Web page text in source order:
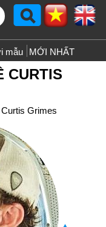
mẫu MỚI NHẤT
CURTIS
Curtis Grimes